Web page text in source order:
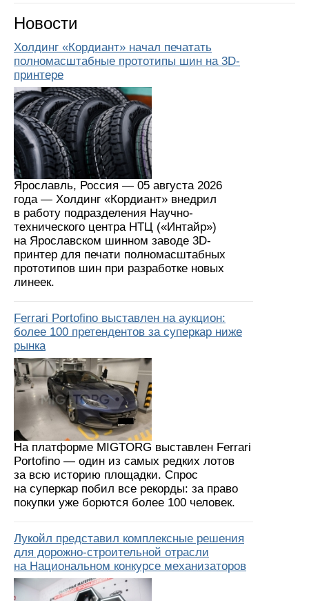
Новости
Холдинг «Кордиант» начал печатать
полномасштабные прототипы шин на 3D-
принтере
Ярославль, Россия — 05 августа 2026
года — Холдинг «Кордиант» внедрил
в работу подразделения Научно-
технического центра НТЦ («Интайр»)
на Ярославском шинном заводе 3D-
принтер для печати полномасштабных
прототипов шин при разработке новых
линеек.
Ferrari Portofino выставлен на аукцион:
более 100 претендентов за суперкар ниже
рынка
На платформе MIGTORG выставлен Ferrari
Portofino — один из самых редких лотов
за всю историю площадки. Спрос
на суперкар побил все рекорды: за право
покупки уже борются более 100 человек.
Лукойл представил комплексные решения
для дорожно-строительной отрасли
на Национальном конкурсе механизаторов